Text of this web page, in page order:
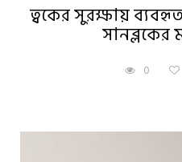
ত্বকের সুরক্ষায়
সানব্লকের
0